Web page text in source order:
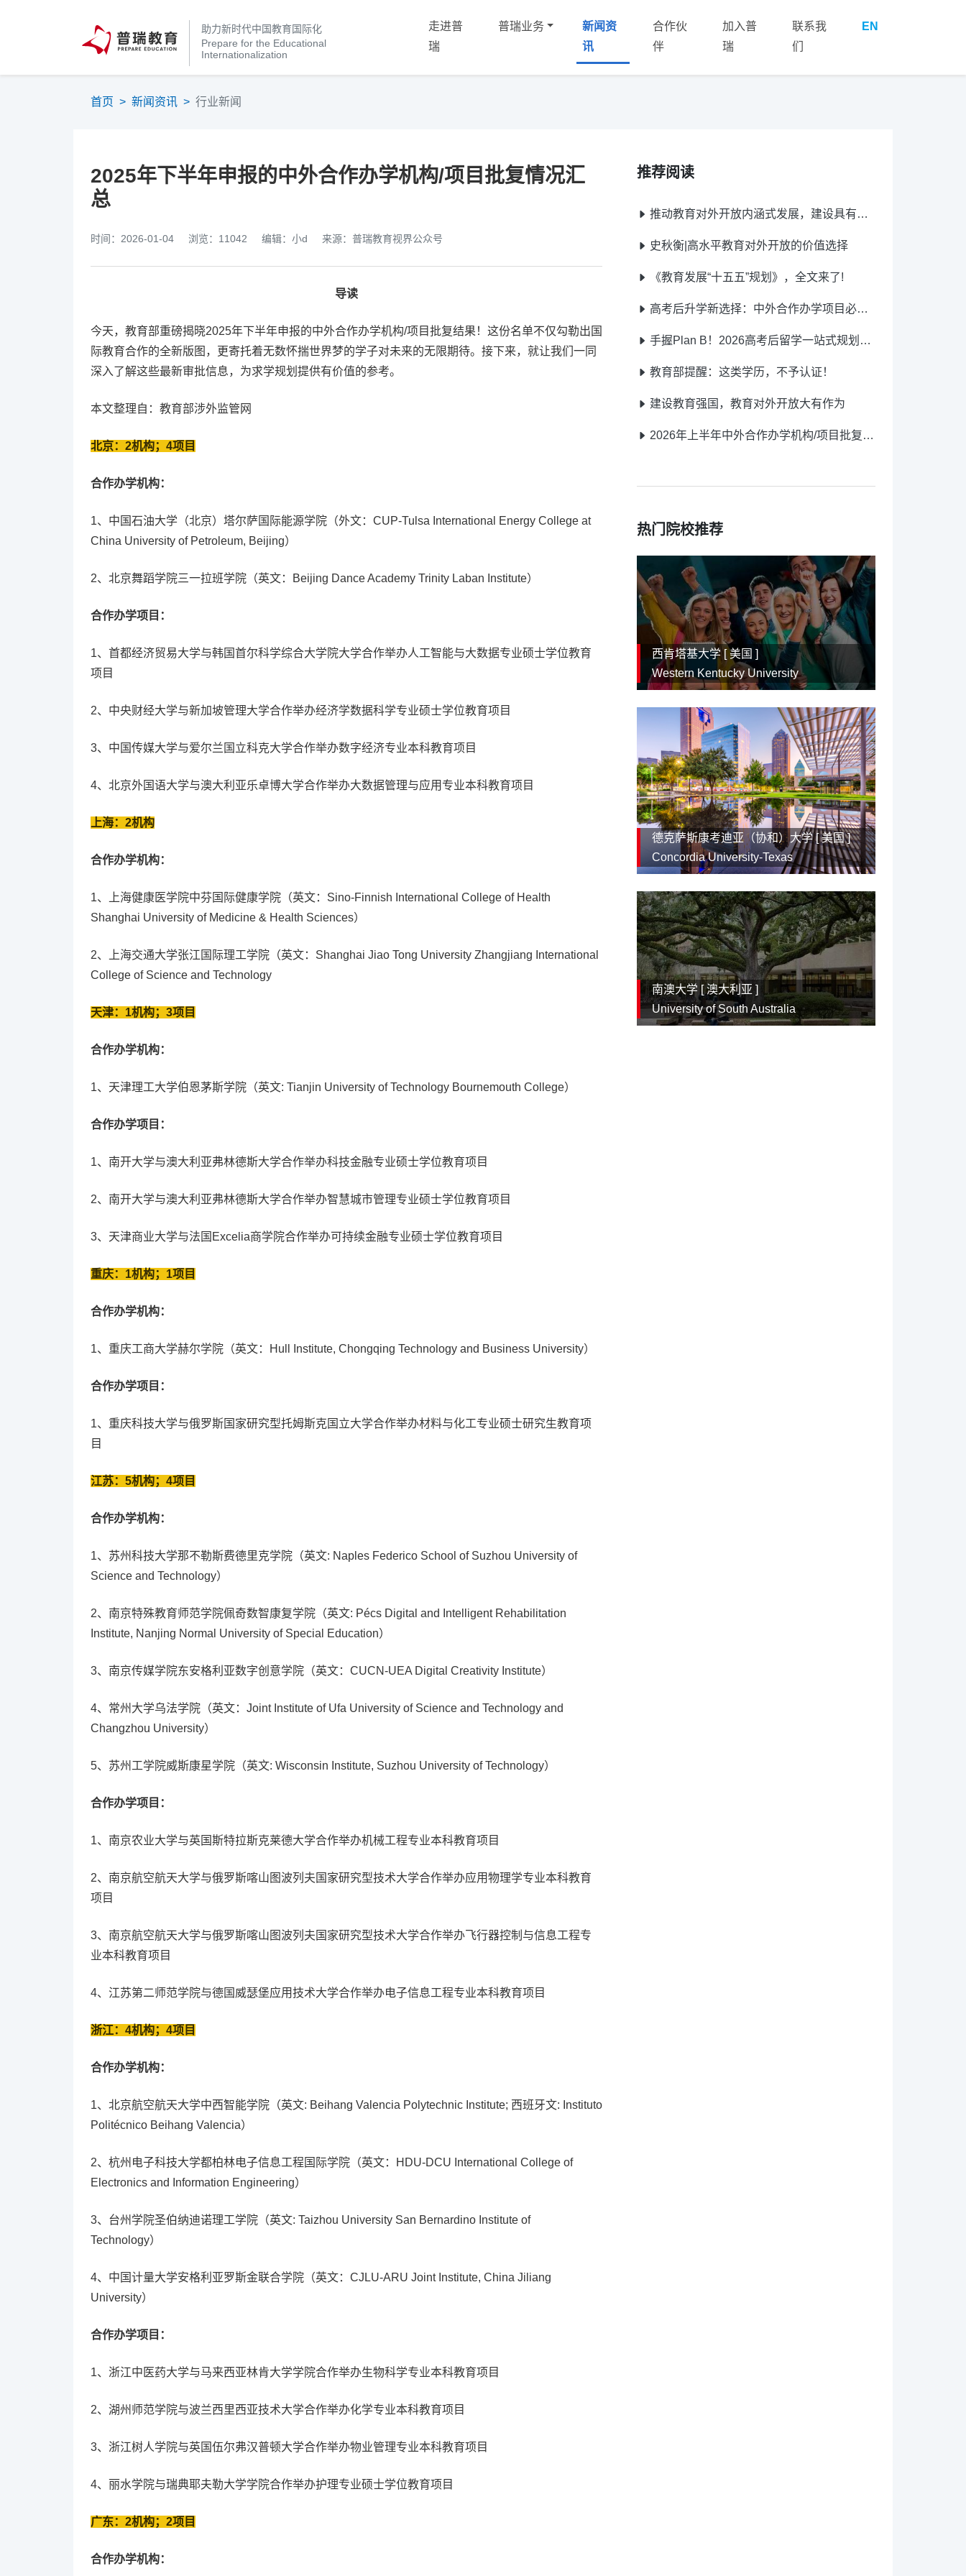
助力新时代中国教育国际化
Prepare for the Educational
Internationalization
走进普
瑞
普瑞业务
新闻资
讯
合作伙
伴
加入普
瑞
联系我
们
EN
首页 > 新闻资讯 > 行业新闻
2025年下半年申报的中外合作办学机构/项目批复情况汇
总
时间：2026-01-04 浏览：11042 编辑：小d 来源：普瑞教育视界公众号
导读
今天，教育部重磅揭晓2025年下半年申报的中外合作办学机构/项目批复结果！这份名单不仅勾勒出国
际教育合作的全新版图，更寄托着无数怀揣世界梦的学子对未来的无限期待。接下来，就让我们一同
深入了解这些最新审批信息，为求学规划提供有价值的参考。
本文整理自：教育部涉外监管网
北京：2机构；4项目
合作办学机构：
1、中国石油大学（北京）塔尔萨国际能源学院（外文：CUP-Tulsa International Energy College at
China University of Petroleum, Beijing）
2、北京舞蹈学院三一拉班学院（英文：Beijing Dance Academy Trinity Laban Institute）
合作办学项目：
1、首都经济贸易大学与韩国首尔科学综合大学院大学合作举办人工智能与大数据专业硕士学位教育
项目
2、中央财经大学与新加坡管理大学合作举办经济学数据科学专业硕士学位教育项目
3、中国传媒大学与爱尔兰国立科克大学合作举办数字经济专业本科教育项目
4、北京外国语大学与澳大利亚乐卓博大学合作举办大数据管理与应用专业本科教育项目
上海：2机构
合作办学机构：
1、上海健康医学院中芬国际健康学院（英文：Sino-Finnish International College of Health
Shanghai University of Medicine & Health Sciences）
2、上海交通大学张江国际理工学院（英文：Shanghai Jiao Tong University Zhangjiang International
College of Science and Technology
天津：1机构；3项目
合作办学机构：
1、天津理工大学伯恩茅斯学院（英文: Tianjin University of Technology Bournemouth College）
合作办学项目：
1、南开大学与澳大利亚弗林德斯大学合作举办科技金融专业硕士学位教育项目
2、南开大学与澳大利亚弗林德斯大学合作举办智慧城市管理专业硕士学位教育项目
3、天津商业大学与法国Excelia商学院合作举办可持续金融专业硕士学位教育项目
重庆：1机构；1项目
合作办学机构：
1、重庆工商大学赫尔学院（英文：Hull Institute, Chongqing Technology and Business University）
合作办学项目：
1、重庆科技大学与俄罗斯国家研究型托姆斯克国立大学合作举办材料与化工专业硕士研究生教育项
目
江苏：5机构；4项目
合作办学机构：
1、苏州科技大学那不勒斯费德里克学院（英文: Naples Federico School of Suzhou University of
Science and Technology）
2、南京特殊教育师范学院佩奇数智康复学院（英文: Pécs Digital and Intelligent Rehabilitation
Institute, Nanjing Normal University of Special Education）
3、南京传媒学院东安格利亚数字创意学院（英文：CUCN-UEA Digital Creativity Institute）
4、常州大学乌法学院（英文：Joint Institute of Ufa University of Science and Technology and
Changzhou University）
5、苏州工学院威斯康星学院（英文: Wisconsin Institute, Suzhou University of Technology）
合作办学项目：
1、南京农业大学与英国斯特拉斯克莱德大学合作举办机械工程专业本科教育项目
2、南京航空航天大学与俄罗斯喀山图波列夫国家研究型技术大学合作举办应用物理学专业本科教育
项目
3、南京航空航天大学与俄罗斯喀山图波列夫国家研究型技术大学合作举办飞行器控制与信息工程专
业本科教育项目
4、江苏第二师范学院与德国威瑟堡应用技术大学合作举办电子信息工程专业本科教育项目
浙江：4机构；4项目
合作办学机构：
1、北京航空航天大学中西智能学院（英文: Beihang Valencia Polytechnic Institute; 西班牙文: Instituto
Politécnico Beihang Valencia）
2、杭州电子科技大学都柏林电子信息工程国际学院（英文：HDU-DCU International College of
Electronics and Information Engineering）
3、台州学院圣伯纳迪诺理工学院（英文: Taizhou University San Bernardino Institute of
Technology）
4、中国计量大学安格利亚罗斯金联合学院（英文：CJLU-ARU Joint Institute, China Jiliang
University）
合作办学项目：
1、浙江中医药大学与马来西亚林肯大学学院合作举办生物科学专业本科教育项目
2、湖州师范学院与波兰西里西亚技术大学合作举办化学专业本科教育项目
3、浙江树人学院与英国伍尔弗汉普顿大学合作举办物业管理专业本科教育项目
4、丽水学院与瑞典耶夫勒大学学院合作举办护理专业硕士学位教育项目
广东：2机构；2项目
合作办学机构：
推荐阅读
推动教育对外开放内涵式发展，建设具有全球影响力的重要教育中心
史秋衡|高水平教育对外开放的价值选择
《教育发展“十五五”规划》，全文来了!
高考后升学新选择：中外合作办学项目必看指南
手握Plan B！2026高考后留学一站式规划，人生不留遗憾！
教育部提醒：这类学历，不予认证！
建设教育强国，教育对外开放大有作为
2026年上半年中外合作办学机构/项目批复公示
热门院校推荐
西肯塔基大学 [美国 ]
Western Kentucky University
德克萨斯康考迪亚（协和）大学 [美国]
Concordia University-Texas
南澳大学 [澳大利亚 ]
University of South Australia